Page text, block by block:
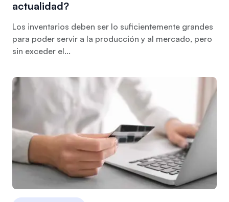
actualidad?
Los inventarios deben ser lo suficientemente grandes
para poder servir a la producción y al mercado, pero
sin exceder el...